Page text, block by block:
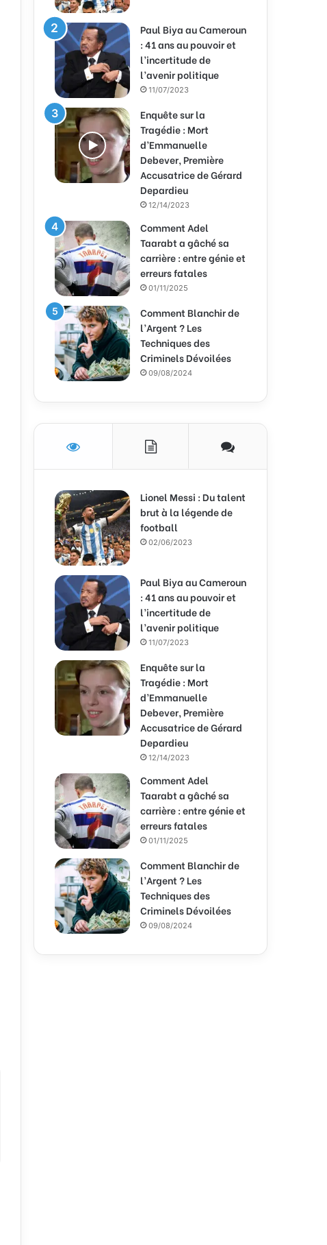
Paul Biya au Cameroun
: 41 ans au pouvoir et
l’incertitude de
l’avenir politique
11/07/2023
Enquête sur la
Tragédie : Mort
d’Emmanuelle
Debever, Première
Accusatrice de Gérard
Depardieu
12/14/2023
Comment Adel
Taarabt a gâché sa
carrière : entre génie et
erreurs fatales
01/11/2025
Comment Blanchir de
l’Argent ? Les
Techniques des
Criminels Dévoilées
09/08/2024
Lionel Messi : Du talent
brut à la légende de
football
02/06/2023
Paul Biya au Cameroun
: 41 ans au pouvoir et
l’incertitude de
l’avenir politique
11/07/2023
Enquête sur la
Tragédie : Mort
d’Emmanuelle
Debever, Première
Accusatrice de Gérard
Depardieu
12/14/2023
Comment Adel
Taarabt a gâché sa
carrière : entre génie et
erreurs fatales
01/11/2025
Comment Blanchir de
l’Argent ? Les
Techniques des
Criminels Dévoilées
09/08/2024